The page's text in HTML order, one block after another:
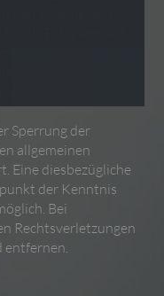
10 TMG sind wir
übermittelte
Sperrung der
allgemeinen
Eine diesbezügliche
der Kenntnis
Bei
Rechtsverletzungen
entfernen.